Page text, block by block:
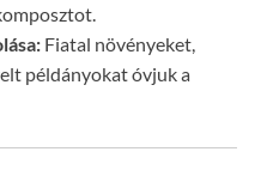
Fiatal növényeket,
példányokat óvjuk a